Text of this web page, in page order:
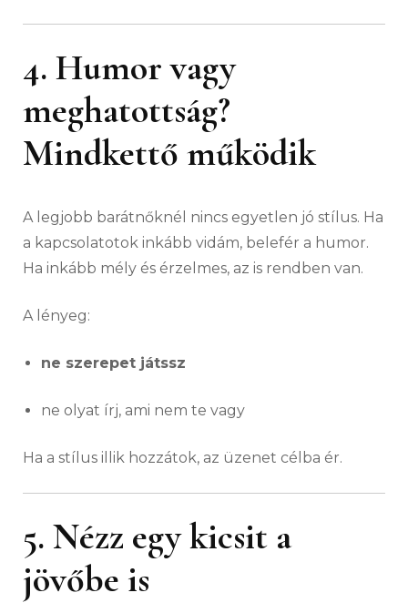
4. Humor vagy
meghatottság?
Mindkettő működik
A legjobb barátnőknél nincs egyetlen jó stílus. Ha
a kapcsolatotok inkább vidám, belefér a humor.
Ha inkább mély és érzelmes, az is rendben van.
A lényeg:
ne szerepet játssz
ne olyat írj, ami nem te vagy
Ha a stílus illik hozzátok, az üzenet célba ér.
5. Nézz egy kicsit a
jövőbe is